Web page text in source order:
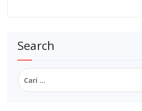
Search
Cari
untuk: